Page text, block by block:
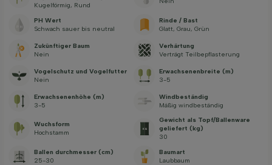
Kugelförmig, Rund
PH Wert
Schwach sauer bis neutral
Rinde / Bast
Glatt, Grau, Grün
Zukünftiger Baum
Nein
Verhärtung
Verträgt Teilbepflasterung
Vogelschutz und Vogelfutter
Nein
Erwachsenenbreite (m)
3-5
Erwachsenenhöhe (m)
3-5
Windbeständig
Mäßig windbeständig
Wuchsform
Hochstamm
Gewicht als Topf/Ballenware
geliefert (kg)
30
Ballen durchmesser (cm)
25-30
Baumart
Laubbaum